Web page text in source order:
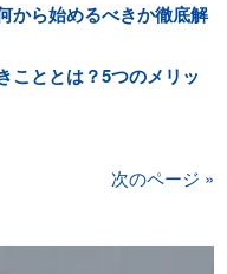
ら始めるべきか徹底解
こととは？5つのメリッ
次のページ »